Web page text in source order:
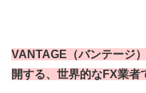
VANTAGE（バンテージ
開する、世界的なFX業者